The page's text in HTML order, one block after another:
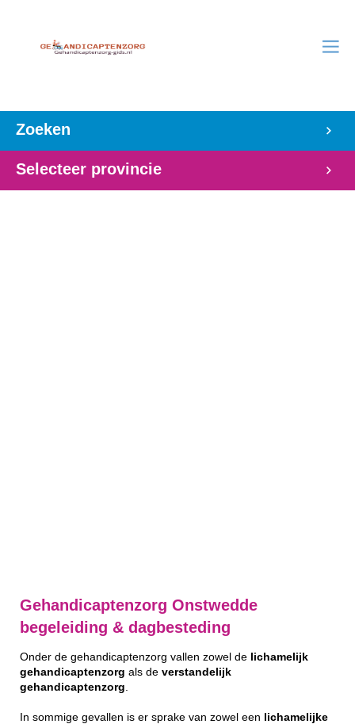
Zoeken
Selecteer provincie
Gehandicaptenzorg Onstwedde
begeleiding & dagbesteding
Onder de gehandicaptenzorg vallen zowel de lichamelijk
gehandicaptenzorg als de verstandelijk
gehandicaptenzorg
In sommige gevallen is er sprake van zowel een lichamelijke